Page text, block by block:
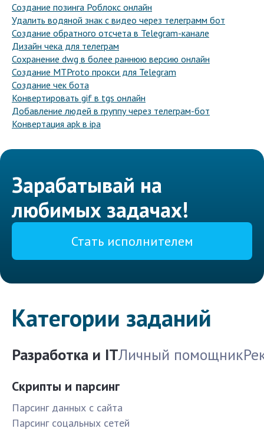
Создание позинга Роблокс онлайн
Удалить водяной знак с видео через телеграмм бот
Создание обратного отсчета в Telegram-канале
Дизайн чека для телеграм
Сохранение dwg в более раннюю версию онлайн
Создание MTProto прокси для Telegram
Создание чек бота
Конвертировать gif в tgs онлайн
Добавление людей в группу через телеграм-бот
Конвертация apk в ipa
Зарабатывай на
любимых задачах!
Стать исполнителем
Категории заданий
Разработка и ITЛичный помощник
Скрипты и парсинг
Парсинг данных с сайта
Парсинг соцальных сетей